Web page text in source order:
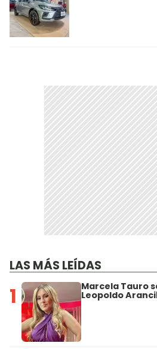
LAS MÁS LEÍDAS
1 Marcela Tauro
Leopoldo